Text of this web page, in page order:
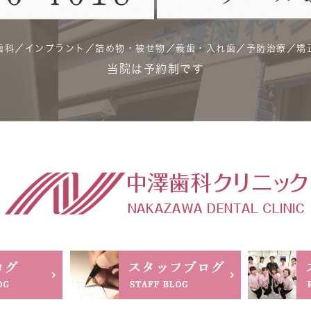
科／インプラント／詰め物・被せ物／義歯・入れ歯／予防治療／矯
当院は予約制です